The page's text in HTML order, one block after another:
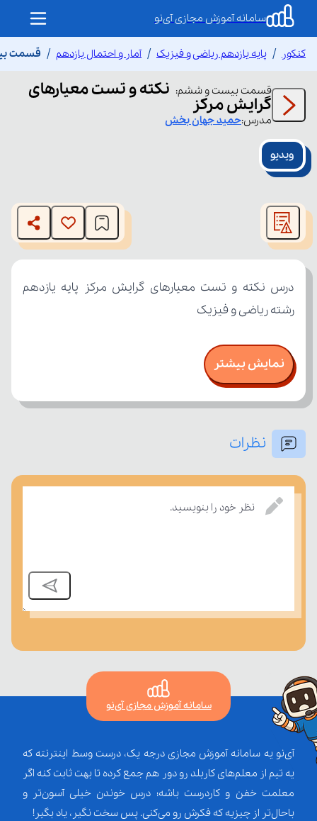
سامانه آموزش مجازی آی‌نو
کنکور پایه یازدهم ریاضی و فیزیک آمار و احتمال یازدهم قسمت
قسمت بیست و ششم: نکته و تست معیارهای
گرایش مرکز
مدرس:حمیدجهان بخش
ویدیو
modal
window.
The media could not be loaded, either because the server
or network failed or because the format is not supported.
رشته ریاضی و فیزیک
نمایش بیشتر
نظرات
نظر خود را بنویسید.
سامانه آموزش مجازی آی‌نو
آی‌نو یه سامانه آموزش مجازی درجه یک، درست وسط اینترنته که
یه تیم از معلم‌‌های کاربلد رو دور هم جمع کرده تا بهت ثابت کنه اگر
معلمت خفن و کاردرست باشه؛ درس خوندن خیلی آسون‌تر و
باحال‌تر از چیزیه که فکرش رو می‌کنی. پس سخت نگیر، یاد بگیر!